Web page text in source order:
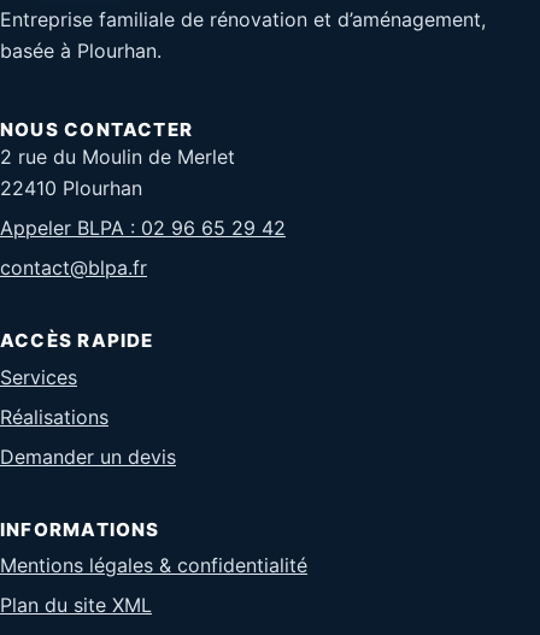
Entreprise familiale de rénovation et d’aménagement,
basée à Plourhan.
NOUS CONTACTER
2 rue du Moulin de Merlet
22410 Plourhan
Appeler BLPA : 02 96 65 29 42
contact@blpa.fr
ACCÈS RAPIDE
Services
Réalisations
Demander un devis
INFORMATIONS
Mentions légales & confidentialité
Plan du site XML